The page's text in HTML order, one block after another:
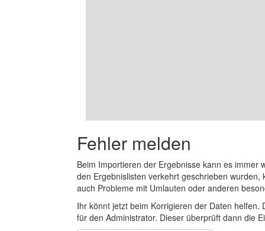
Fehler melden
Beim Importieren der Ergebnisse kann es
den Ergebnislisten verkehrt geschrieben
auch Probleme mit Umlauten oder anderen
Ihr könnt jetzt beim Korrigieren der Daten
für den Administrator. Dieser überprüft dann die